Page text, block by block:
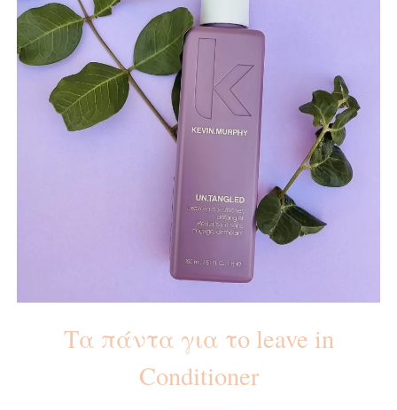
Τα πάντα για το leave in
Conditioner